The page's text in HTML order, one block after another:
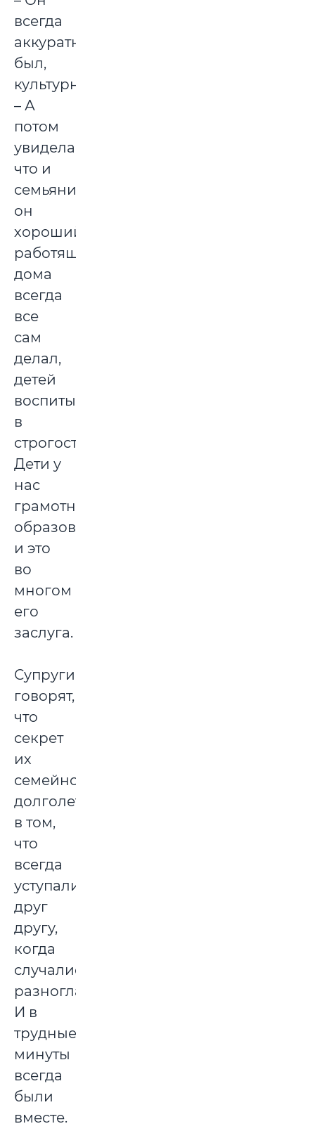
всегда
аккуратный
был,
культурный.
– А
потом
увидела,
что и
семьянин
он
хороший:
работящий,
дома
всегда
все
сам
делал,
детей
воспитывал
в
строгости.
Дети у
нас
грамотные,
образованные
и это
во
многом
его
заслуга.
Супруги
говорят,
что
секрет
их
семейного
долголетия
в том,
что
всегда
уступали
друг
другу,
когда
случались
разногласия.
И в
трудные
минуты
всегда
были
вместе.